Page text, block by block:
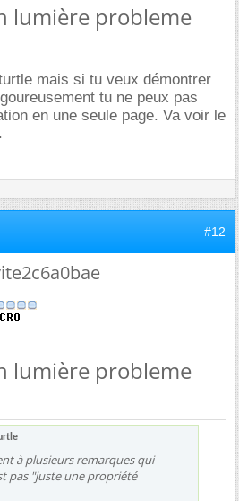
lumière probleme
mais si tu veux démontrer
tu ne peux pas
en une seule page. Va voir le
#12
lumière probleme
à plusieurs remarques qui
pas "juste une propriété